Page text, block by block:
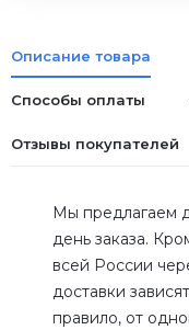
Описание товара
Способы оплаты
Отзывы покупателей
Мы предлагаем
день заказа.
всей России
доставки
правило, от